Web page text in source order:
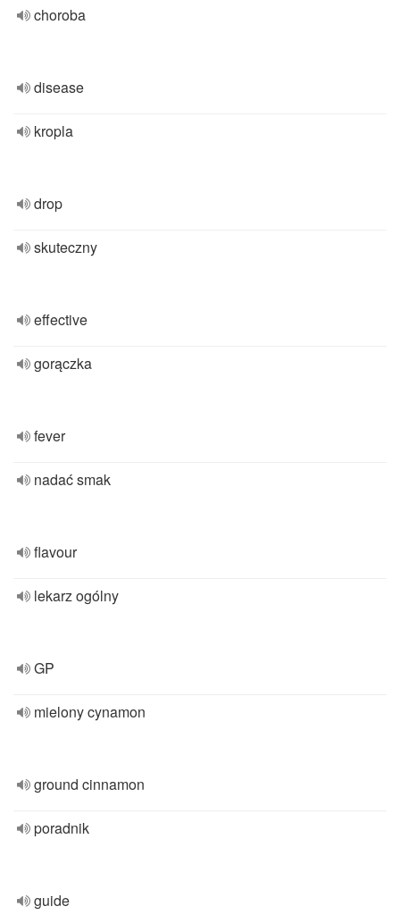
choroba
disease
kropla
drop
skuteczny
effective
gorączka
fever
nadać smak
flavour
lekarz ogólny
GP
mielony cynamon
ground cinnamon
poradnik
guide